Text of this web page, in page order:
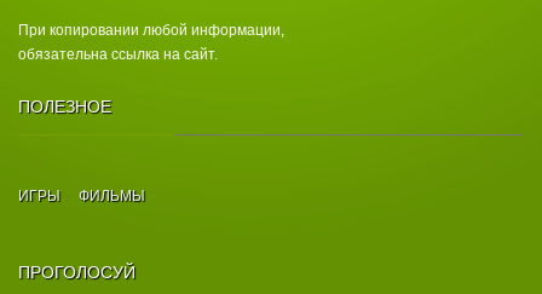
При копировании любой информации,
обязательна ссылка на сайт.
ПОЛЕЗНОЕ
ИГРЫ ФИЛЬМЫ
ПРОГОЛОСУЙ